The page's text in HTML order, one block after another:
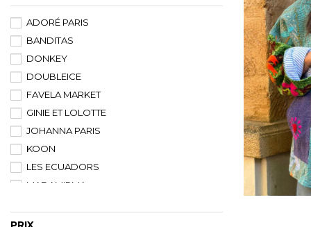
T3
36
37
38
39
40
41
SM
42
ML
56
ADORÉ PARIS
BANDITAS
DONKEY
DOUBLEICE
FAVELA MARKET
GINIE ET LOLOTTE
JOHANNA PARIS
KOON
LES ECUADORS
MADAMIRMA
NOMADIC STATE OF MIND